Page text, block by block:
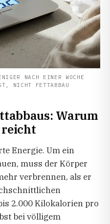
NACH EINER WOCHE
NICHT FETTABBAU
Warum
reicht
Energie. Um ein
muss der Körper
verbrennen, als er
2.000 Kilokalorien pro
bei völligem